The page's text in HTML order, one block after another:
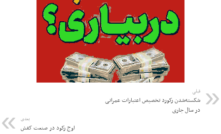
قبلی
شکسته‌شدن رکورد تخصیص اعتبارات عمرانی
در سال جاری
بعدی
اوج رکود در صنعت کفش